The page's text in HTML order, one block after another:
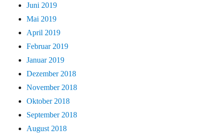
Juni 2019
Mai 2019
April 2019
Februar 2019
Januar 2019
Dezember 2018
November 2018
Oktober 2018
September 2018
August 2018